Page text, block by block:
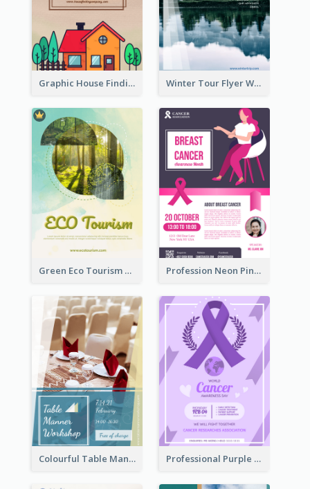
Graphic House Finding Flyer In Warm Colour Tone Winter Tour Flyer With Photo Of Snow Mountain
Green Eco Tourism Flyer With Photos Of Forest Profession Neon Pink Flyer Ribbon Design Template
Colourful Table Manner Course Flyer With Details Professional Purple Ribbon And Globe Flyer Design Idea